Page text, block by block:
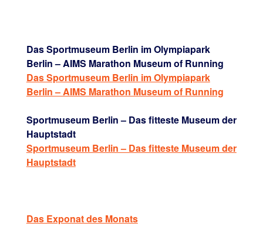
Das Sportmuseum Berlin im Olympiapark
Berlin – AIMS Marathon Museum of Running
Das Sportmuseum Berlin im Olympiapark
Berlin – AIMS Marathon Museum of Running
Sportmuseum Berlin – Das fitteste Museum der
Hauptstadt
Sportmuseum Berlin – Das fitteste Museum der
Hauptstadt
Das Exponat des Monats